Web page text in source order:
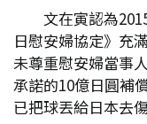
文在寅認為
日慰安婦協定》充
未尊重慰安婦當事
承諾的10億日圓補
已把球丟給日本去